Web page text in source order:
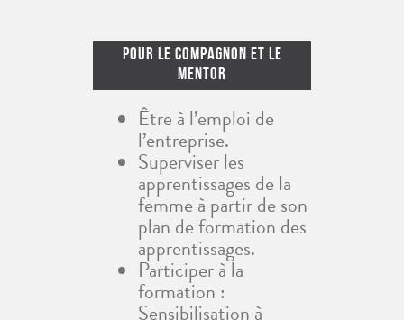
Pour Le Compagnon Et Le
Mentor
Être à l’emploi de
l’entreprise.
Superviser les
apprentissages de la
femme à partir de son
plan de formation des
apprentissages.
Participer à la
formation :
Sensibilisation à